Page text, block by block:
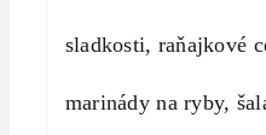
sladkosti, raňajkové
marinády na ryby,